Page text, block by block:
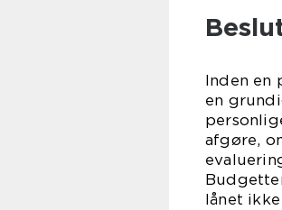
Inden en
en
afgøre,
lånet